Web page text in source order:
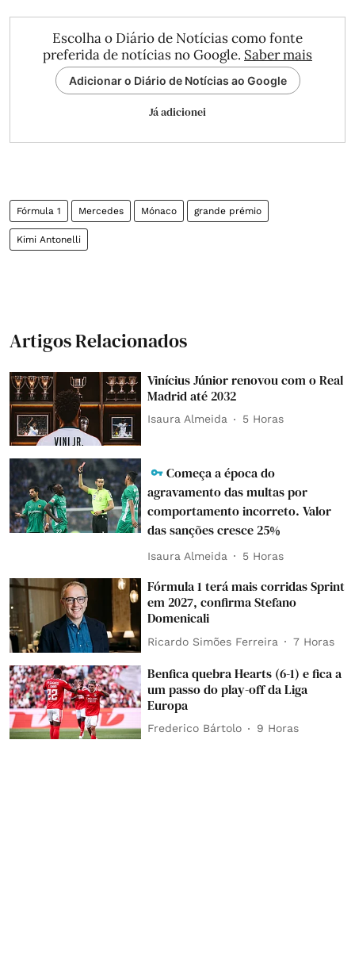
Escolha o Diário de Notícias como fonte
preferida de notícias no Google. Saber mais
Adicionar o Diário de Notícias ao Google
Já adicionei
Fórmula 1 Mercedes Mónaco grande prémio
Kimi Antonelli
Artigos Relacionados
Vinícius Júnior renovou com o Real
Madrid até 2032
Isaura Almeida 5 Horas
Começa a época do
agravamento das multas por
comportamento incorreto. Valor
das sanções cresce 25%
Isaura Almeida 5 Horas
Fórmula 1 terá mais corridas Sprint
em 2027, confirma Stefano
Domenicali
Ricardo Simões Ferreira 7 Horas
Benfica quebra Hearts (6-1) e fica a
um passo do play-off da Liga
Europa
Frederico Bártolo 9 Horas